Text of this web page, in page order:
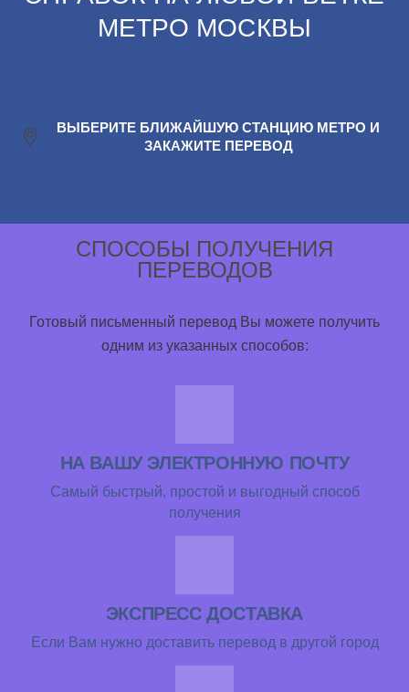
МЕТРО МОСКВЫ
ВЫБЕРИТЕ БЛИЖАЙШУЮ СТАНЦИЮ МЕТРО И
ЗАКАЖИТЕ ПЕРЕВОД
СПОСОБЫ ПОЛУЧЕНИЯ
ПЕРЕВОДОВ
Готовый письменный перевод Вы можете получить
одним из указанных способов:
НА ВАШУ ЭЛЕКТРОННУЮ ПОЧТУ
Самый быстрый, простой и выгодный способ
получения
ЭКСПРЕСС ДОСТАВКА
Если Вам нужно доставить перевод в другой город